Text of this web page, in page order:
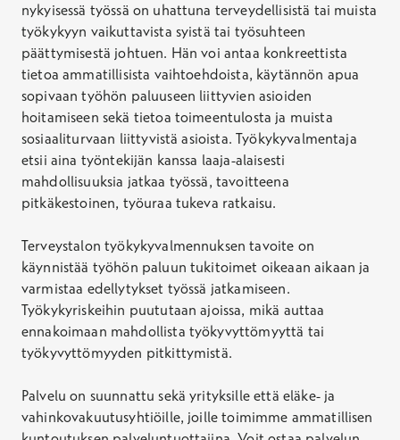
nykyisessä työssä on uhattuna terveydellisistä tai muista
työkykyyn vaikuttavista syistä tai työsuhteen
päättymisestä johtuen. Hän voi antaa konkreettista
tietoa ammatillisista vaihtoehdoista, käytännön apua
sopivaan työhön paluuseen liittyvien asioiden
hoitamiseen sekä tietoa toimeentulosta ja muista
sosiaaliturvaan liittyvistä asioista. Työkykyvalmentaja
etsii aina työntekijän kanssa laaja-alaisesti
mahdollisuuksia jatkaa työssä, tavoitteena
pitkäkestoinen, työuraa tukeva ratkaisu.
Terveystalon työkykyvalmennuksen tavoite on
käynnistää työhön paluun tukitoimet oikeaan aikaan ja
varmistaa edellytykset työssä jatkamiseen.
Työkykyriskeihin puututaan ajoissa, mikä auttaa
ennakoimaan mahdollista työkyvyttömyyttä tai
työkyvyttömyyden pitkittymistä.
Palvelu on suunnattu sekä yrityksille että eläke- ja
vahinkovakuutusyhtiöille, joille toimimme ammatillisen